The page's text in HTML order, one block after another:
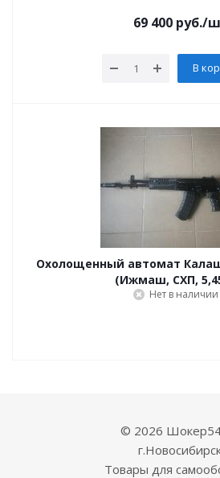
69 400руб./
В
Охолощенный автомат
(Ижмаш, СХП,
Нет в наличии
© 2026
Товары для